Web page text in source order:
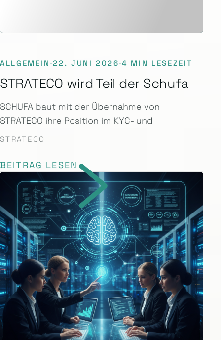
ALLGEMEIN ·22. JUNI 2026·4 MIN LESEZEIT
STRATECO wird Teil der Schufa
SCHUFA baut mit der Übernahme von
STRATECO ihre Position im KYC- und
STRATECO
BEITRAG LESEN